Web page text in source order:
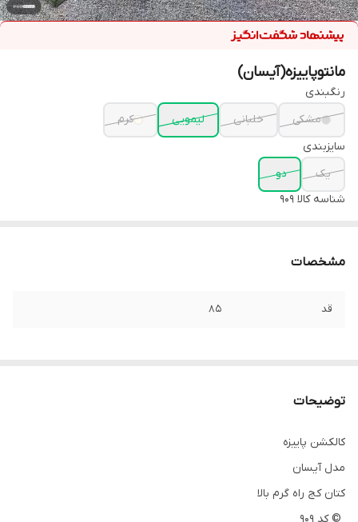
مانتوپاییزه(آیسان)
رنگبندی
مشکی
خلبانی لیمویی
کرم
سایزبندی
یک
دو
شناسه کالا 909
مشخصات
قد ۸۵
توضیحات
کالکشن پاییزه
مدل آیسان
کتان کج راه گرم بالا